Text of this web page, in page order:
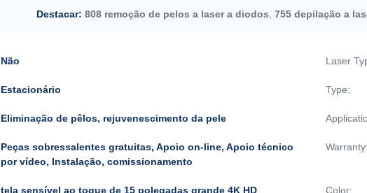
Destacar: 808 remoção de pelos a laser a diodos 755 depilação a
Não Laser
Estacionário Type:
Eliminação de pêlos, rejuvenescimento da pele
Peças sobressalentes gratuitas, Apoio on-line, Apoio técnico
por vídeo, Instalação, comissionamento
Warranty:
tela sensível ao toque de 15 polegadas grande 4K HD Color: